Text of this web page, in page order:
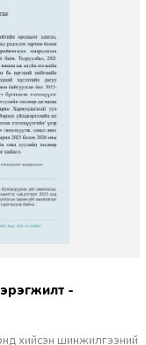
хийсэн шинжилгээний